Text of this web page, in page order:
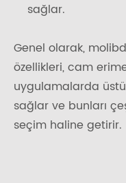
sağlar.
Genel olarak,
özellikleri, cam
uygulamalarda
sağlar ve bunları
seçim haline getirir.